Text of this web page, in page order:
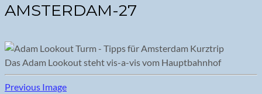
AMSTERDAM-27
Das Adam Lookout steht vis-a-vis vom Hauptbahnhof
Previous Image